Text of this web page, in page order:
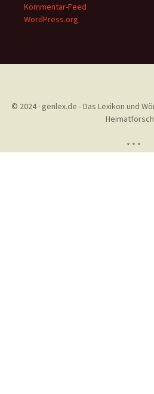
Kommentar-Feed
WordPress.org
© 2024 · genlex.de - Das Lexikon und
* * *